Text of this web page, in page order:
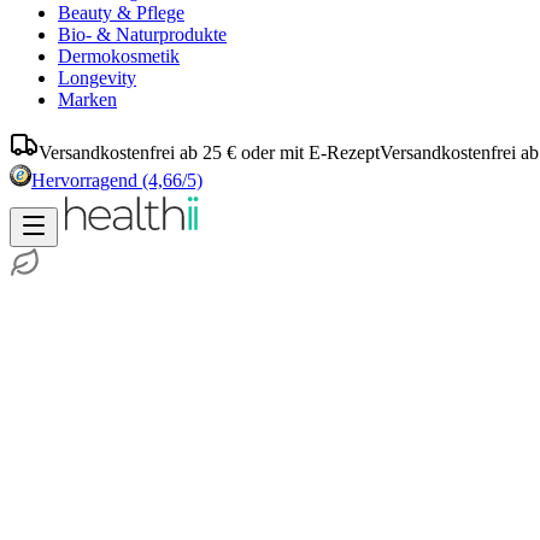
Beauty & Pflege
Bio- & Naturprodukte
Dermokosmetik
Longevity
Marken
Versandkostenfrei ab 25 € oder mit E-RezeptVersandkostenfrei
Hervorragend (4,66/5)